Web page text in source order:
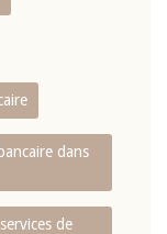
dans
de